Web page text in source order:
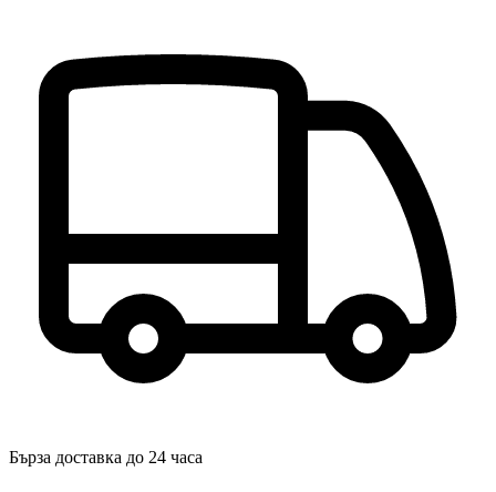
Бърза доставка до 24 часа